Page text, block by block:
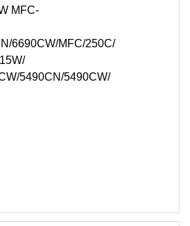
MFC-
6690CW/MFC/250C/
5490CN/5490CW/